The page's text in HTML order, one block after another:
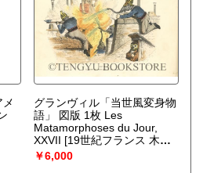
グランヴィル「当世風変身物
語」 図版 1枚 Les
Matamorphoses du Jour,
XXVII [19世紀フランス 木版
画 アンティーク・プリント 1
枚物]
￥6,000